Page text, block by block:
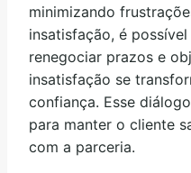
minimizando
insatisfação, é
renegociar prazos e
insatisfação se
confiança. Esse
para manter o cliente
com a parceria.